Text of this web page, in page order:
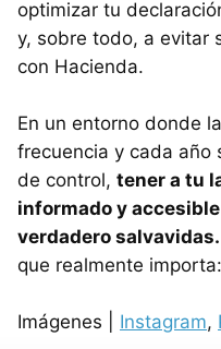
optimizar tu
y, sobre todo, a evitar
con Hacienda.
En un entorno donde
frecuencia y cada año
de control, tener a tu
informado y
verdadero salvavidas.
que realmente
Imágenes | Instagram,